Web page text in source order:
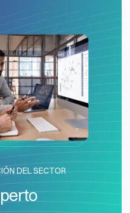
DEL SECTOR